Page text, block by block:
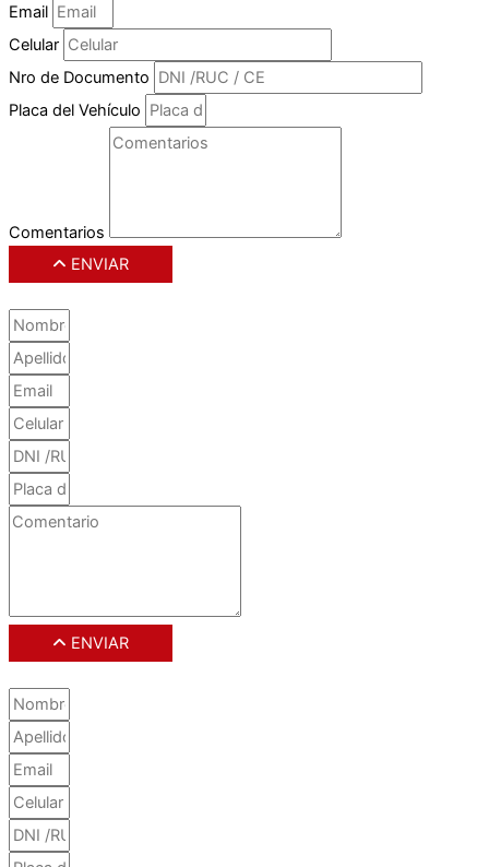
Email
Celular
Nro de Documento
Placa del Vehículo
Comentarios
ENVIAR
ENVIAR